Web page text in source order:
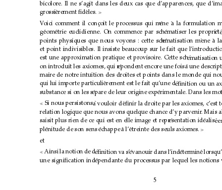
bicolore. Il ne s’agit dans les deux cas que d’apparences, que
grossi`
erement ﬁd`
eles. 
Voici comment il conc
¸oit le processus qui m`
ene `a la formulation
g´eom´
etrie euclidienne. On commence par sch´
ematiser les propri´
et´
points physiques que nous voyons : cette sch´
ematisation m`
ene `
a
et point indivisibles. Il insiste beaucoup sur le fait que
est une approximation pratique et provisoire. Cette sch´
ematisation
on introduit les axiomes, qui r´
epondent encore une fois `
a une
maire de notre intuition des droites et points dans le monde qui
qui lui importe particuli`
erement est le fait qu’une d´
eﬁnition ou un
substance si on les s´
epare de leur origine exp´
erimentale. Dans les
 Si nous persistons `
a vouloir d´eﬁnir la droite par les axiomes, c’est
relation logique que nous avons quelque chance d’y parvenir. Mais
saisit plus rien de ce qui est en elle image et repr´
esentation id´
ealis´
pl´
enitude de son sens ´
echappe `
a l’´etreinte des seuls axiomes. 
et
 Ainsi la notion de d´
eﬁnition va s’´
evanouir dans l’ind´
etermin´
e
une signiﬁcation ind´
ependante du processus par lequel les notions
5